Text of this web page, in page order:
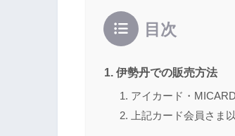
目次
伊勢丹での販売方法
アイカード・
上記カード会員さま